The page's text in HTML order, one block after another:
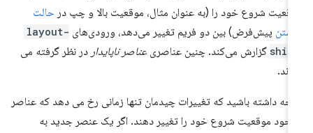
شروع خود را (به عنوان مثال، موقعیت بالا و چپ درحالت
پیش‌فرض) بین دو فریم تغییر می‌دهد، ورودی‌هایlayout-
گزارش می‌کند. چنین عناصریعناصر ناپایداردر نظر گرفته می
داشته باشید که تغییرات چیدمان تنها زمانی رخ می دهد که عناصر
موقعیت شروع خود را تغییر دهند. اگر یک عنصر جدید به